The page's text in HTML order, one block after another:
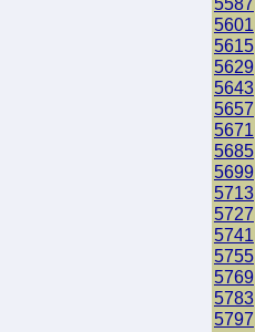
5601
5615
5629
5643
5657
5671
5685
5699
5713
5727
5741
5755
5769
5783
5797